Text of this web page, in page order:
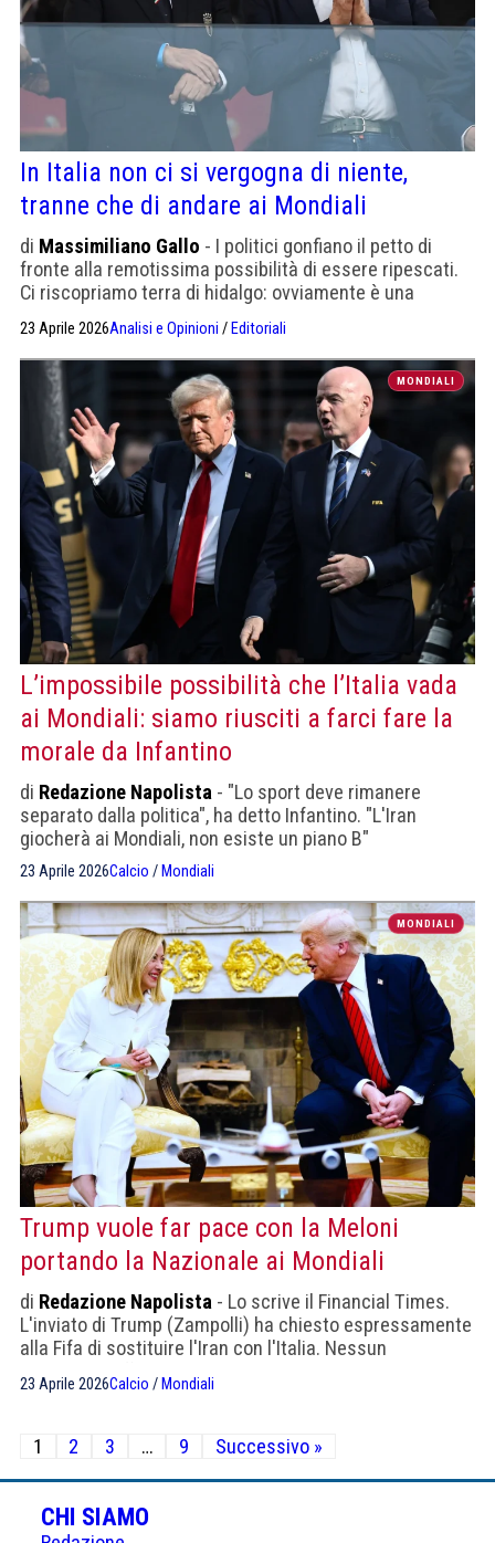
In Italia non ci si vergogna di niente,
tranne che di andare ai Mondiali
di Massimiliano Gallo - I politici gonfiano il petto di
fronte alla remotissima possibilità di essere ripescati.
Ci riscopriamo terra di hidalgo: ovviamente è una
spiegherebbe il loro silenzio di anni di fronte allo sfacelo
del nostro football
23 Aprile 2026Analisi e Opinioni / Editoriali
MONDIALI
L’impossibile possibilità che l’Italia vada
ai Mondiali: siamo riusciti a farci fare la
morale da Infantino
di Redazione Napolista - "Lo sport deve rimanere
separato dalla politica", ha detto Infantino. "L'Iran
giocherà ai Mondiali, non esiste un piano B"
23 Aprile 2026Calcio / Mondiali
MONDIALI
Trump vuole far pace con la Meloni
portando la Nazionale ai Mondiali
di Redazione Napolista - Lo scrive il Financial Times.
L'inviato di Trump (Zampolli) ha chiesto espressamente
alla Fifa di sostituire l'Iran con l'Italia. Nessun
23 Aprile 2026Calcio / Mondiali
Paginazione
degli
articoli
1 2 3 … 9 Successivo »
CHI SIAMO